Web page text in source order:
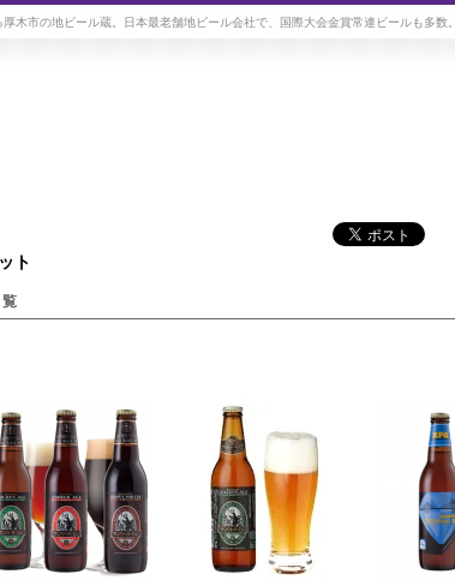
木市の地ビール蔵。日本最老舗地ビール会社で、国際大会金賞常連ビールも多数。
ト